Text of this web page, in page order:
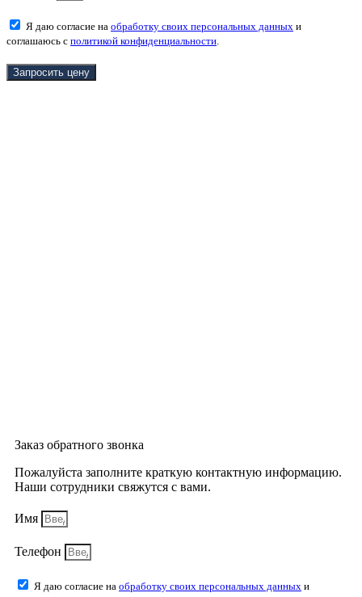
Я даю согласие на обработку своих персональных данных и
соглашаюсь с политикой конфиденциальности
Запросить цену
Заказ обратного звонка
Пожалуйста заполните краткую контактную информацию.
Наши сотрудники свяжутся с вами.
Имя
Телефон
Я даю согласие на обработку своих персональных данных и